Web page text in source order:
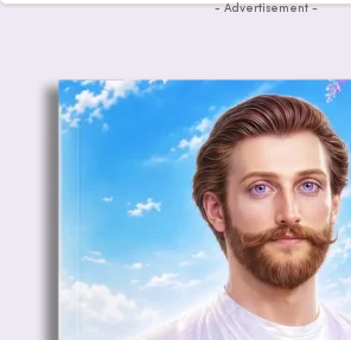
- Advertisement -